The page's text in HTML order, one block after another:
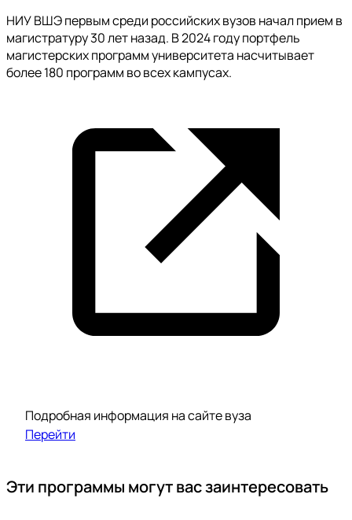
НИУ ВШЭ первым среди российских вузов начал прием в
магистратуру 30 лет назад. В 2024 году портфель
магистерских программ университета насчитывает
более 180 программ во всех кампусах.
Подробная информация на сайте вуза
Перейти
Эти программы могут вас заинтересовать